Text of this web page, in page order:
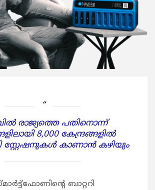
രാജ്യത്തെ പതിനൊന്ന്
8,000 കേന്ദ്രങ്ങളില്‍
കാണാന്‍ കഴിയും
ബാറ്ററി